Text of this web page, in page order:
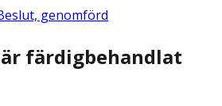
genomförd
färdigbehandlat